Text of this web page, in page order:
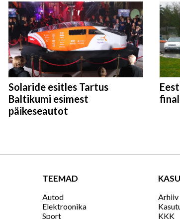
Solaride esitles Tartus
Baltikumi esimest
päikeseautot
TEEMAD
Autod
Elektroonika
Sport
Arhiiv
KKK